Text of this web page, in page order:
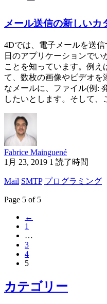
メール送信の新しいカ
4Dでは、電子メールを送
日のアプリケーションでい
ことを知っています。例え
て、数枚の画像やビデオを
なメールに、ファイル(例:
したいとします。そして、
Fabrice Mainguené
1月 23, 2019 1 読了時間
Mail SMTP プログラミング
Page 5 of 5
←
1
…
3
4
5
カテゴリー